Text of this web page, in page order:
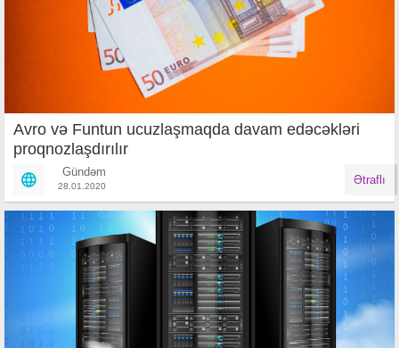
Avro və Funtun ucuzlaşmaqda davam edəcəkləri
proqnozlaşdırılır
Gündəm
28.01.2020 Ətraflı